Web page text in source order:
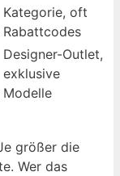
Kategorie, oft
Rabattcodes
Designer-Outlet,
exklusive
Modelle
größer die
Wer das